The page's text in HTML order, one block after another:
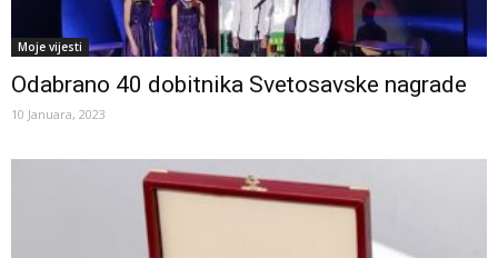
Moje vijesti
Odabrano 40 dobitnika Svetosavske nagrade
10 Januara, 2023